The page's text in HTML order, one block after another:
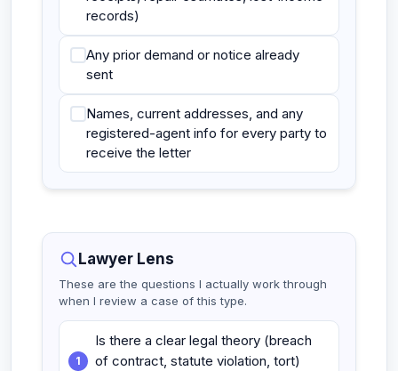
records)
Any prior demand or notice already
sent
Names, current addresses, and any
registered-agent info for every party to
receive the letter
Lawyer Lens
These are the questions I actually work through
when I review a case of this type.
Is there a clear legal theory (breach
of contract, statute violation, tort)